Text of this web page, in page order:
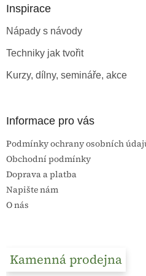
Inspirace
Nápady s návody
Techniky jak tvořit
Kurzy, dílny, semináře, akce
Informace pro vás
Podmínky ochrany osobních
Obchodní podmínky
Doprava a platba
Napište nám
O nás
Kamenná prodejna